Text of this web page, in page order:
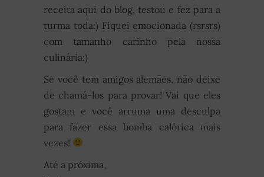
receita aqui do blog, testou e fez para a
turma toda:) Fiquei emocionada (rsrsrs)
com tamanho carinho pela nossa
culinária:)
Se você tem amigos alemães, não deixe
de chamá-los para provar! Vai que eles
gostam e você arruma uma desculpa
para fazer essa bomba calórica mais
vezes!
Até a próxima,